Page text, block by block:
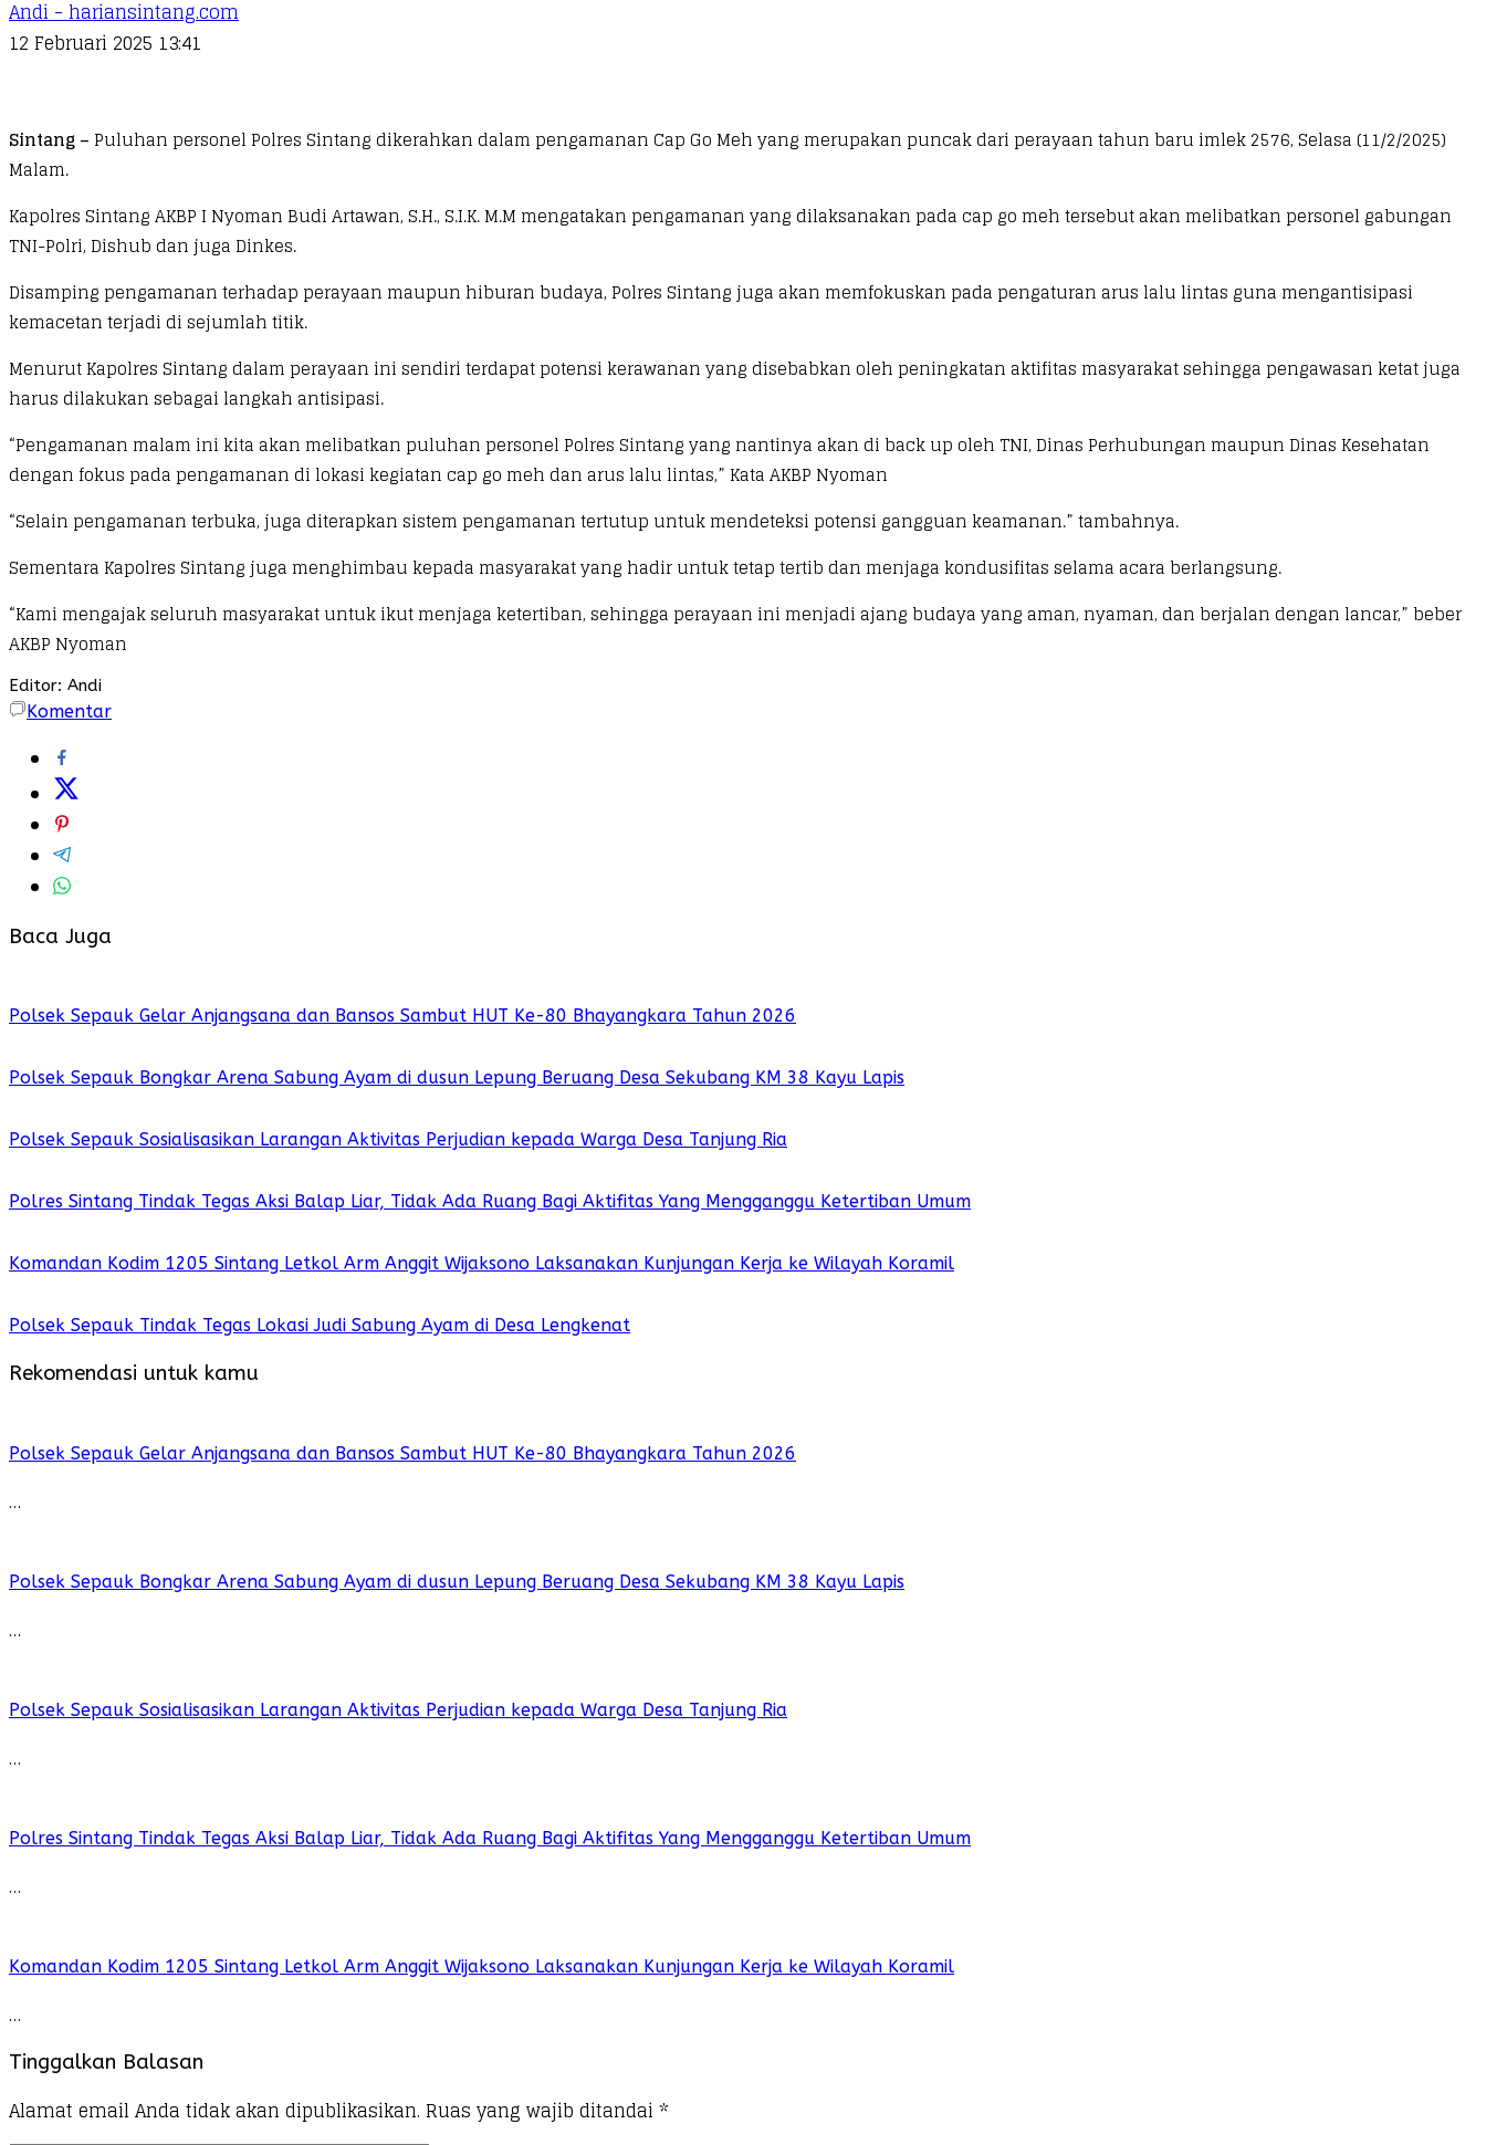
Andi - hariansintang.com
12 Februari 2025 13:41
Sintang – Puluhan personel Polres Sintang dikerahkan dalam pengamanan Cap Go Meh yang merupakan puncak dari perayaan tahun baru imlek 2576, Selasa (11/2/2025)
Malam.
Kapolres Sintang AKBP I Nyoman Budi Artawan, S.H., S.I.K. M.M mengatakan pengamanan yang dilaksanakan pada cap go meh tersebut akan melibatkan personel gabungan
TNI-Polri, Dishub dan juga Dinkes.
Disamping pengamanan terhadap perayaan maupun hiburan budaya, Polres Sintang juga akan memfokuskan pada pengaturan arus lalu lintas guna mengantisipasi
kemacetan terjadi di sejumlah titik.
Menurut Kapolres Sintang dalam perayaan ini sendiri terdapat potensi kerawanan yang disebabkan oleh peningkatan aktifitas masyarakat sehingga pengawasan ketat juga
harus dilakukan sebagai langkah antisipasi.
“Pengamanan malam ini kita akan melibatkan puluhan personel Polres Sintang yang nantinya akan di back up oleh TNI, Dinas Perhubungan maupun Dinas Kesehatan
dengan fokus pada pengamanan di lokasi kegiatan cap go meh dan arus lalu lintas,” Kata AKBP Nyoman
“Selain pengamanan terbuka, juga diterapkan sistem pengamanan tertutup untuk mendeteksi potensi gangguan keamanan.” tambahnya.
Sementara Kapolres Sintang juga menghimbau kepada masyarakat yang hadir untuk tetap tertib dan menjaga kondusifitas selama acara berlangsung.
“Kami mengajak seluruh masyarakat untuk ikut menjaga ketertiban, sehingga perayaan ini menjadi ajang budaya yang aman, nyaman, dan berjalan dengan lancar,” beber
AKBP Nyoman
Editor: Andi
Komentar
Baca Juga
Polsek Sepauk Gelar Anjangsana dan Bansos Sambut HUT Ke-80 Bhayangkara Tahun 2026
Polsek Sepauk Bongkar Arena Sabung Ayam di dusun Lepung Beruang Desa Sekubang KM 38 Kayu Lapis
Polsek Sepauk Sosialisasikan Larangan Aktivitas Perjudian kepada Warga Desa Tanjung Ria
Polres Sintang Tindak Tegas Aksi Balap Liar, Tidak Ada Ruang Bagi Aktifitas Yang Mengganggu Ketertiban Umum
Komandan Kodim 1205 Sintang Letkol Arm Anggit Wijaksono Laksanakan Kunjungan Kerja ke Wilayah Koramil
Polsek Sepauk Tindak Tegas Lokasi Judi Sabung Ayam di Desa Lengkenat
Rekomendasi untuk kamu
Polsek Sepauk Gelar Anjangsana dan Bansos Sambut HUT Ke-80 Bhayangkara Tahun 2026
…
Polsek Sepauk Bongkar Arena Sabung Ayam di dusun Lepung Beruang Desa Sekubang KM 38 Kayu Lapis
…
Polsek Sepauk Sosialisasikan Larangan Aktivitas Perjudian kepada Warga Desa Tanjung Ria
…
Polres Sintang Tindak Tegas Aksi Balap Liar, Tidak Ada Ruang Bagi Aktifitas Yang Mengganggu Ketertiban Umum
…
Komandan Kodim 1205 Sintang Letkol Arm Anggit Wijaksono Laksanakan Kunjungan Kerja ke Wilayah Koramil
…
Tinggalkan Balasan
Alamat email Anda tidak akan dipublikasikan. Ruas yang wajib ditandai *